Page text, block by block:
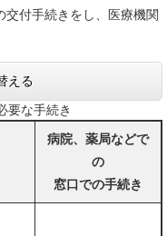
交付手続きをし、医療機関
える
要な手続き
病院、薬局などで
の
窓口での手続き